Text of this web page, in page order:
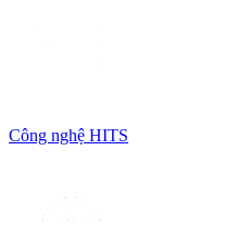
Công nghệ HITS